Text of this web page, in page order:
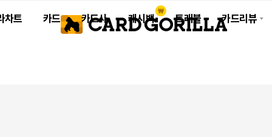
차트 카드 카드사 캐시백 트래블 카드리뷰